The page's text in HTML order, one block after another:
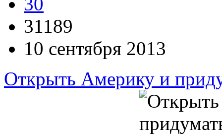
31189
10 сентября 2013
Открыть Америку и